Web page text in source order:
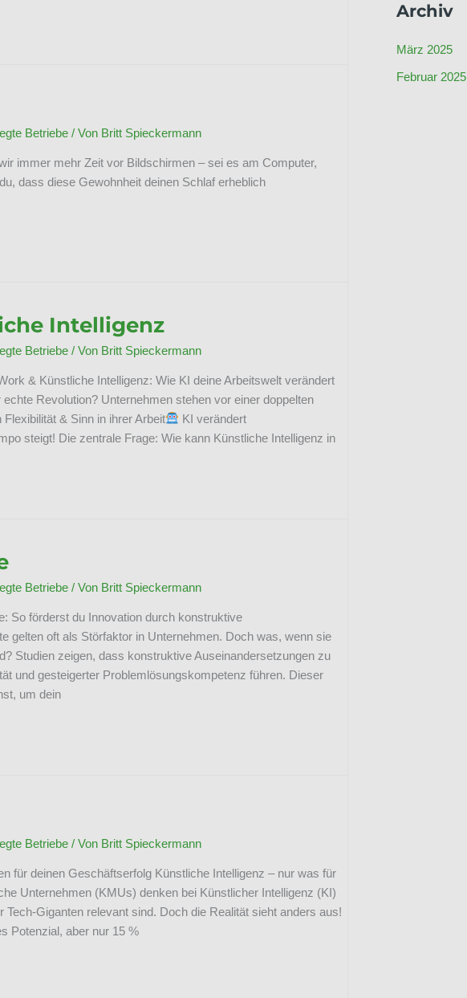
Betriebe / Von Britt Spieckermann
immer mehr Zeit vor Bildschirmen – sei es am Computer,
dass diese Gewohnheit deinen Schlaf erheblich
Intelligenz
Betriebe / Von Britt Spieckermann
& Künstliche Intelligenz: Wie KI deine Arbeitswelt verändert
Revolution? Unternehmen stehen vor einer doppelten
Flexibilität & Sinn in ihrer Arbeit
KI verändert
steigt! Die zentrale Frage: Wie kann Künstliche Intelligenz in
Betriebe / Von Britt Spieckermann
So förderst du Innovation durch konstruktive
gelten oft als Störfaktor in Unternehmen. Doch was, wenn sie
Studien zeigen, dass konstruktive Auseinandersetzungen zu
und gesteigerter Problemlösungskompetenz führen. Dieser
um dein
Betriebe / Von Britt Spieckermann
für deinen Geschäftserfolg Künstliche Intelligenz – nur was für
Unternehmen (KMUs) denken bei Künstlicher Intelligenz (KI)
Giganten relevant sind. Doch die Realität sieht anders aus!
Potenzial, aber nur 15 %
Archiv
März 2025
Februar 2025